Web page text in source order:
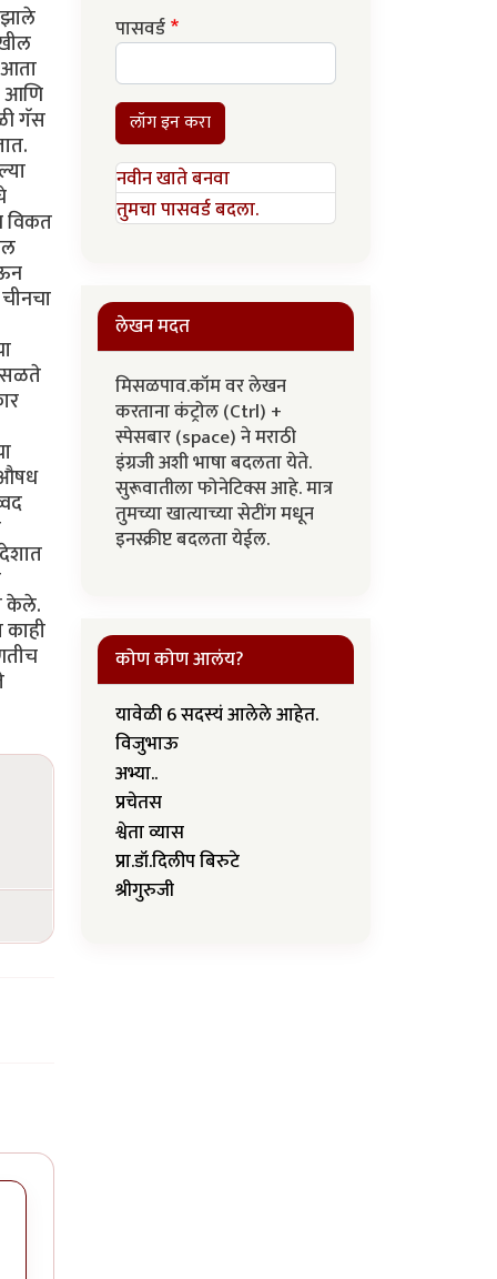
आणि
गॅस
विकत
केले.
पासवर्ड
लॉग इन करा
नवीन खाते बनवा
तुमचा पासवर्ड बदला.
लेखन मदत
मिसळपाव.कॉम वर लेखन
करताना कंट्रोल (Ctrl) +
स्पेसबार (space) ने मराठी
इंग्रजी अशी भाषा बदलता येते.
सुरूवातीला फोनेटिक्स आहे. मात्र
तुमच्या खात्याच्या सेटींग मधून
इनस्क्रीप्ट बदलता येईल.
कोण कोण आलंय?
यावेळी 6 सदस्यं आलेले आहेत.
विजुभाऊ
अभ्या..
प्रचेतस
श्वेता व्यास
प्रा.डॉ.दिलीप बिरुटे
श्रीगुरुजी